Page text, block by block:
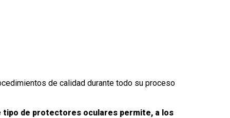
de calidad durante todo su proceso
tipo de protectores oculares permite, a los